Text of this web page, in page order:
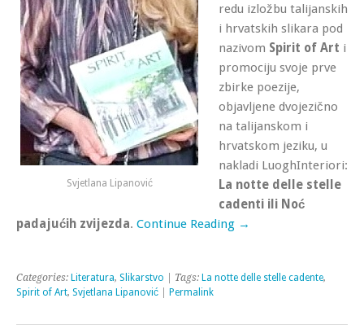
Svjetlana Lipanović
redu izložbu talijanskih
i hrvatskih slikara pod
nazivom Spirit of Art i
promociju svoje prve
zbirke poezije,
objavljene dvojezično
na talijanskom i
hrvatskom jeziku, u
nakladi LuoghInteriori:
La notte delle stelle
cadenti ili Noć
padajućih zvijezda. Continue Reading →
Categories: Literatura, Slikarstvo | Tags: La notte delle stelle cadente,
Spirit of Art, Svjetlana Lipanović Permalink